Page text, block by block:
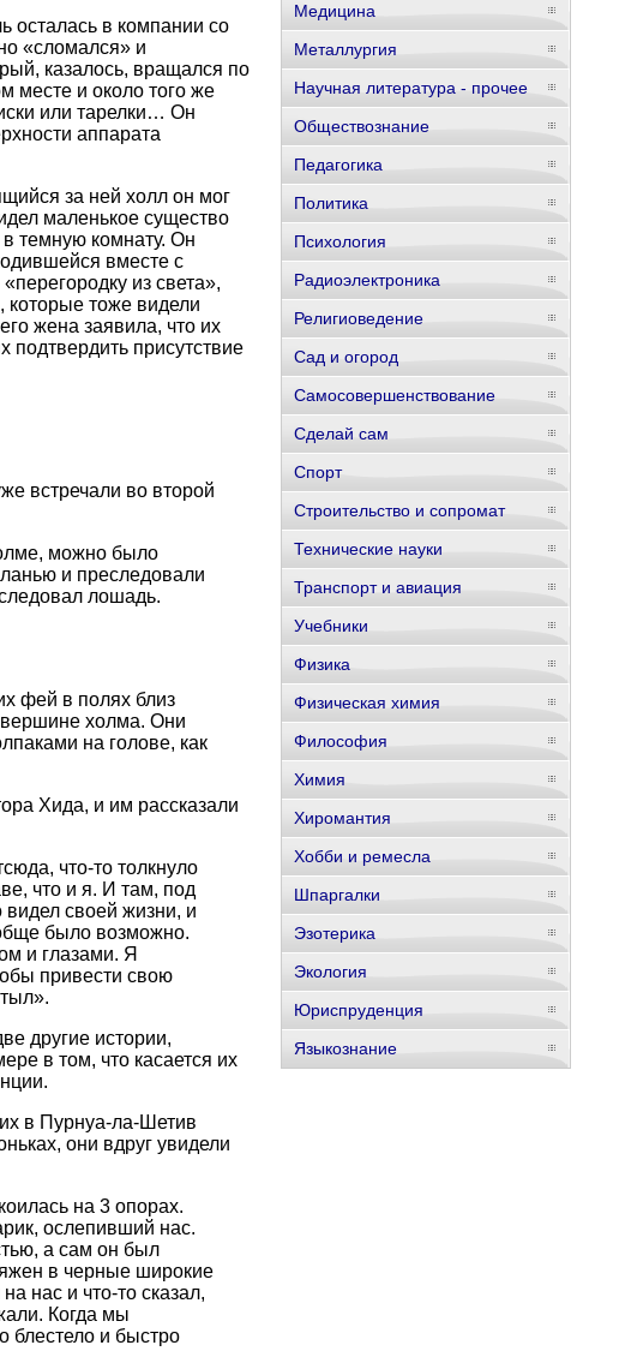
осталась в компании со
«сломался» и
казалось, вращался по
месте и около того же
или тарелки… Он
аппарата
за ней холл он мог
маленькое существо
темную комнату. Он
вместе с
из света»,
которые тоже видели
жена заявила, что их
подтвердить присутствие
встречали во второй
можно было
и преследовали
лошадь.
фей в полях близ
вершине холма. Они
на голове, как
Хида, и им рассказали
что-то толкнуло
что и я. И там, под
своей жизни, и
было возможно.
и глазами. Я
привести свою
другие истории,
в том, что касается их
в Пурнуа-ла-Шетив
они вдруг увидели
на 3 опорах.
ослепивший нас.
а сам он был
в черные широкие
нас и что-то сказал,
Когда мы
блестело и быстро
Медицина
Металлургия
Научная литература - прочее
Обществознание
Педагогика
Политика
Психология
Радиоэлектроника
Религиоведение
Сад и огород
Самосовершенствование
Сделай сам
Спорт
Строительство и сопромат
Технические науки
Транспорт и авиация
Учебники
Физика
Физическая химия
Философия
Химия
Хиромантия
Хобби и ремесла
Шпаргалки
Эзотерика
Экология
Юриспруденция
Языкознание